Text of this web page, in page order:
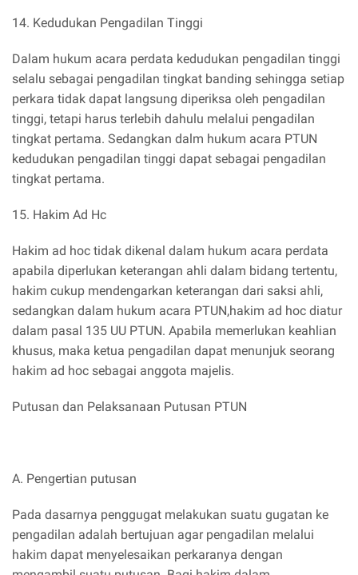
14. Kedudukan Pengadilan Tinggi
Dalam hukum acara perdata kedudukan pengadilan tinggi
selalu sebagai pengadilan tingkat banding sehingga setiap
perkara tidak dapat langsung diperiksa oleh pengadilan
tinggi, tetapi harus terlebih dahulu melalui pengadilan
tingkat pertama. Sedangkan dalm hukum acara PTUN
kedudukan pengadilan tinggi dapat sebagai pengadilan
tingkat pertama.
15. Hakim Ad Hc
Hakim ad hoc tidak dikenal dalam hukum acara perdata
apabila diperlukan keterangan ahli dalam bidang tertentu,
hakim cukup mendengarkan keterangan dari saksi ahli,
sedangkan dalam hukum acara PTUN,hakim ad hoc diatur
dalam pasal 135 UU PTUN. Apabila memerlukan keahlian
khusus, maka ketua pengadilan dapat menunjuk seorang
hakim ad hoc sebagai anggota majelis.
Putusan dan Pelaksanaan Putusan PTUN
A. Pengertian putusan
Pada dasarnya penggugat melakukan suatu gugatan ke
pengadilan adalah bertujuan agar pengadilan melalui
hakim dapat menyelesaikan perkaranya dengan